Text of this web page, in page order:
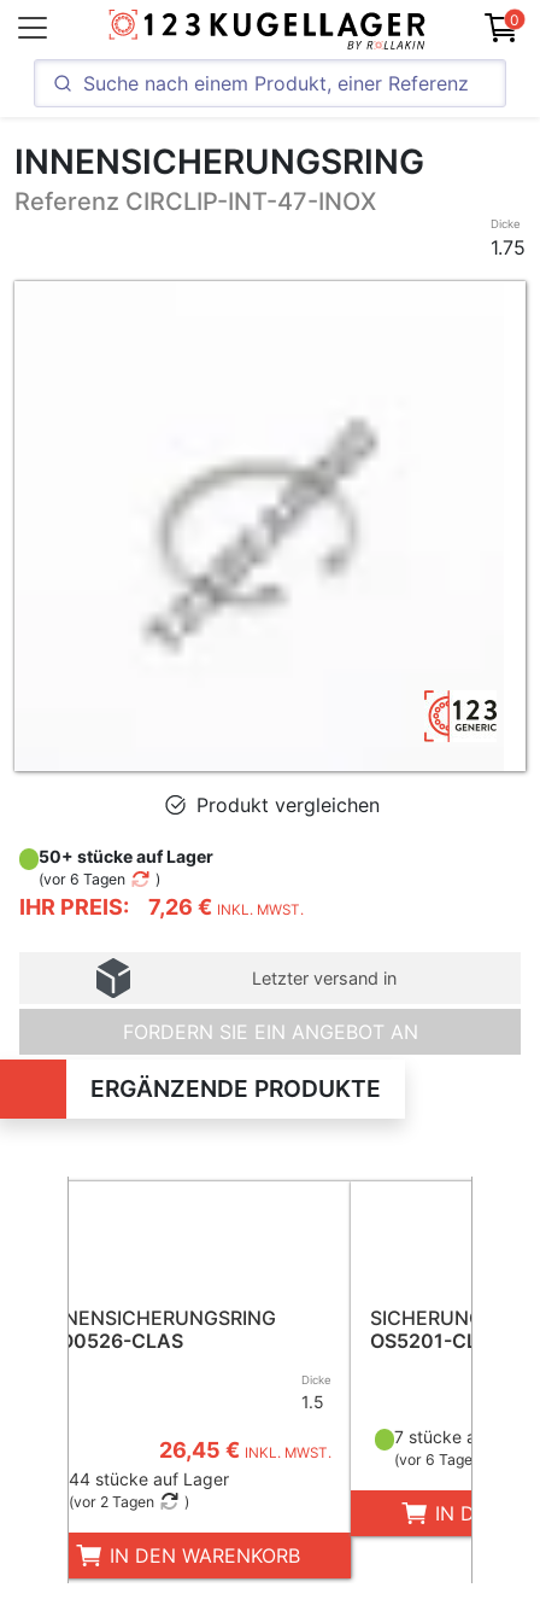
0
INNENSICHERUNGSRING
Referenz CIRCLIP-INT-47-INOX
Dicke
1.75
Produkt vergleichen
IHR PREIS: 7,26 € INKL. MWST.
50+ stücke auf Lager
(vor 6 Tagen )
Letzter versand in
FORDERN SIE EIN ANGEBOT AN
ERGÄNZENDE PRODUKTE
INNENSICHERUNGSRING
CO0526-CLAS
Dicke
1.5
26,45 € INKL. MWST.
44 stücke auf Lager
(vor 2 Tagen )
IN DEN WARENKORB
OS5201-CLAS
7 stücke auf
(vor 6 Tagen
IN DEN